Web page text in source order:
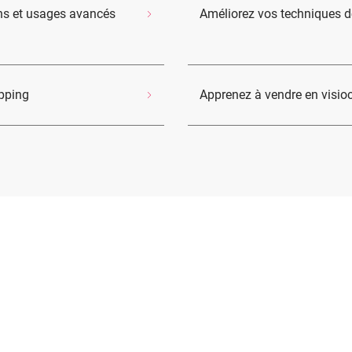
et usages avancés Améliorez vos techniques
Apprenez à vendre en